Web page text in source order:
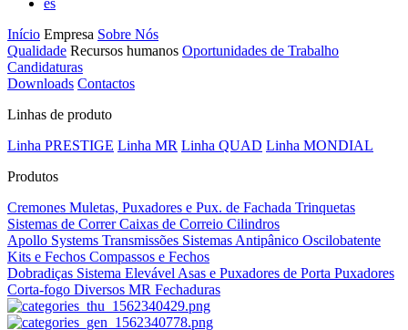
es
Início Empresa Sobre Nós
Qualidade Recursos humanos Oportunidades de Trabalho
Candidaturas
Downloads Contactos
Linhas de produto
Linha PRESTIGE Linha MR Linha QUAD Linha MONDIAL
Produtos
Cremones Muletas, Puxadores e Pux. de Fachada Trinquetas
Sistemas de CorrerCaixas de Correio Cilindros
Apollo Systems Transmissões Sistemas Antipânico Oscilobatente
Kits e Fechos Compassos e Fechos
Dobradiças Sistema Elevável Asas e Puxadores de Porta Puxadores
Corta-fogo Diversos MR Fechaduras